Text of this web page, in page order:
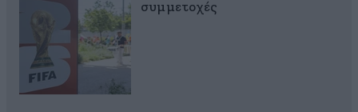
συμμετοχές